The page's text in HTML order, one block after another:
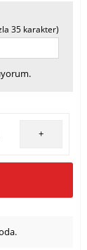
35 karakter)
+